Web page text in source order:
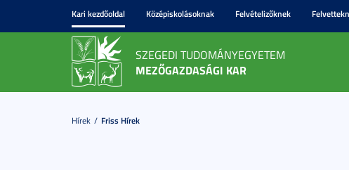
Kari kezdőoldal Középiskolásoknak Felvételizőknek
SZEGEDI TUDOMÁNYEGYETEM
MEZŐGAZDASÁGI KAR
Hírek Friss Hírek